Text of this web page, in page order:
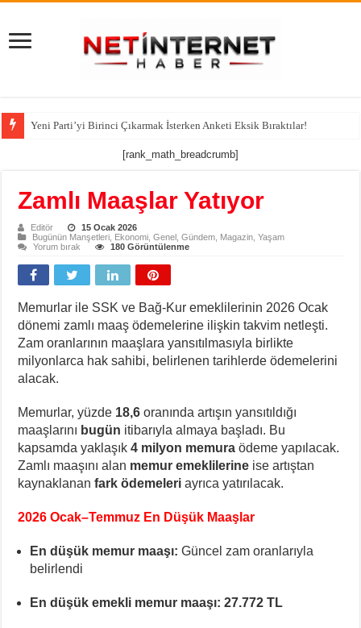
Yeni Parti’yi Birinci Çıkarmak İsterken Anketi Eksik Bıraktılar!
[rank_math_breadcrumb]
Zamlı Maaşlar Yatıyor
Editör
15 Ocak 2026
Bugünün Manşetleri Ekonomi ,Genel ,Gündem Magazin ,Yaşam
Yorum bırak
180 Görüntülenme
Memurlar ile SSK ve Bağ-Kur emeklilerinin 2026 Ocak
dönemi zamlı maaş ödemelerine ilişkin takvim netleşti.
Zam oranlarının maaşlara yansıtılmasıyla birlikte
milyonlarca hak sahibi, belirlenen tarihlerde ödemelerini
alacak.
Memurlar, yüzde 18,6 oranında artışın yansıtıldığı
maaşlarını bugün itibarıyla almaya başladı. Bu
kapsamda yaklaşık4 milyon memura ödeme yapılacak.
Zamlı maaşını alan memur emeklilerine ise artıştan
kaynaklananfark ödemeleri ayrıca yatırılacak.
2026 Ocak–Temmuz En Düşük Maaşlar
En düşük memur maaşı: Güncel zam oranlarıyla
belirlendi
En düşük emekli memur maaşı: 27.772 TL